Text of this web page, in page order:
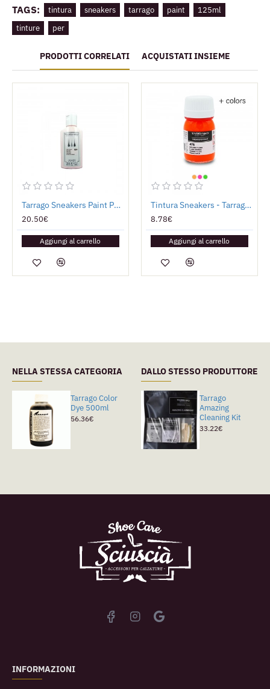
TAGS: tintura sneakers tarrago paint
125ml
tinture
per
PRODOTTI CORRELATI ACQUISTATI INSIEME
Tarrago Sneakers Paint Pastello 125ml
20.50€
Aggiungi al carrello
Tintura Sneakers - Tarrago Paint FLUO
8.78€
Aggiungi al carrello
NELLA STESSA CATEGORIA
Tarrago Color
Dye 500ml
56.36€
Tarrago Color
Dye Cambia
Colore
9.76€
DALLO STESSO PRODUTTORE
Tarrago
Amazing
Cleaning Kit
33.22€
INFORMAZIONI